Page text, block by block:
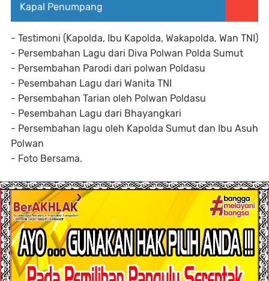
Kapal Penumpang
- Testimoni (Kapolda, Ibu Kapolda, Wakapolda, Wan TNI)
- Persembahan Lagu dari Diva Polwan Polda Sumut
- Persembahan Parodi dari polwan Poldasu
- Pesembahan Lagu dari Wanita TNI
- Persembahan Tarian oleh Polwan Poldasu
- Pesembahan Lagu dari Bhayangkari
- Persembahan lagu oleh Kapolda Sumut dan Ibu Asuh
Polwan
- Foto Bersama.